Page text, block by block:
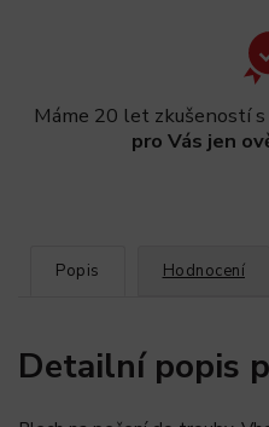
Máme 20 let zkušeností
pro Vás jen
Popis Hodnocení
Detailní popis